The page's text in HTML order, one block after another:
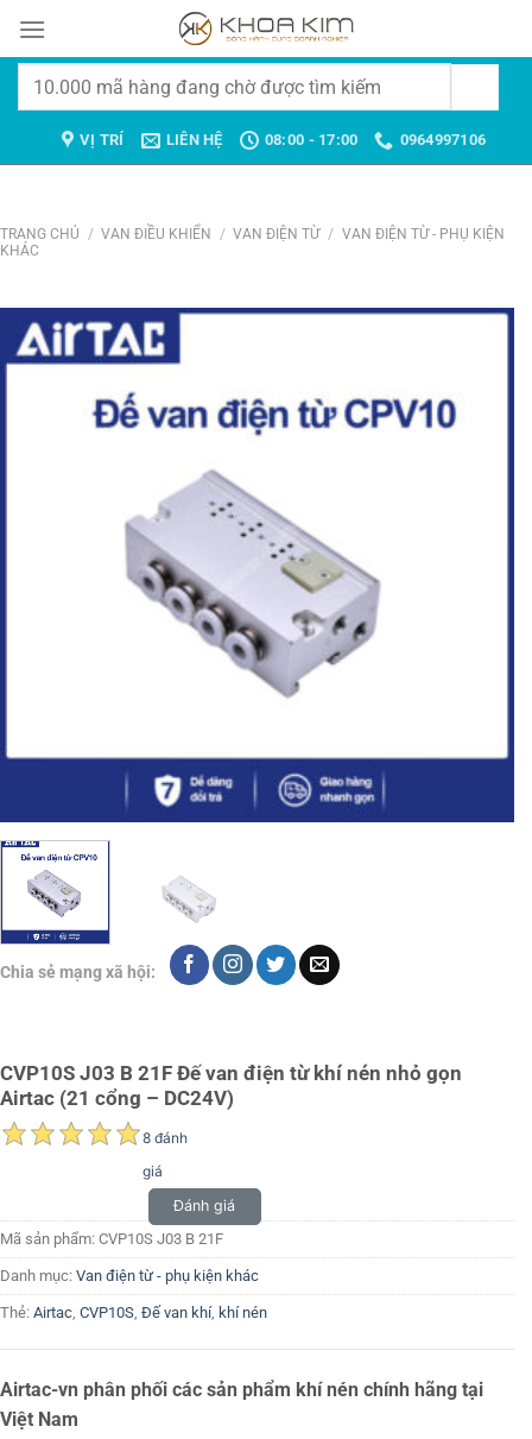
đến
Tìm
VỊ TRÍ LIÊN HỆ 08:00 - 17:00 0964997106
TRANG CHỦ / VAN ĐIỀU KHIỂN / VAN ĐIỆN TỪ / VAN ĐIỆN TỪ - PHỤ KIỆN
KHÁC
Chia sẻ mạng xã hội:
CVP10S J03 B 21F Đế van điện từ khí nén nhỏ gọn
Airtac (21 cổng – DC24V)
8 đánh
giá
Đánh giá
Mã sản phẩm: CVP10S J03 B 21F
Danh mục: Van điện từ - phụ kiện khác
Thẻ: Airtac, CVP10S, Đế van khí, khí nén
Airtac-vn phân phối các sản phẩm khí nén chính hãng tại
Việt Nam